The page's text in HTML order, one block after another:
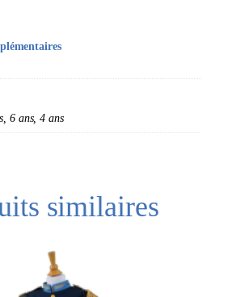
6 ans, 4 ans
similaires